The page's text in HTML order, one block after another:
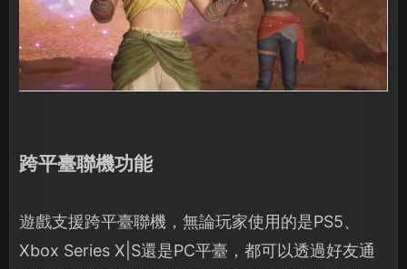
跨平臺聯機功能
遊戲支援跨平臺聯機，無論玩家使用的是PS5、
Xbox Series X|S還是PC平臺，都可以透過好友通